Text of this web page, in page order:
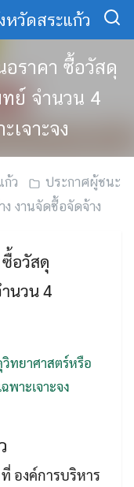
หวัดสระแก้ว
อราคา ซื้อวัสดุ
ย์ จำนวน 4
เจาะจง
ก้ว
ประกาศผู้ชนะ
งานจัดซื้อจัดจ้าง
อวัสดุ
นวน 4
ทยาศาสตร์หรือ
พาะเจาะจง
องค์การบริหาร